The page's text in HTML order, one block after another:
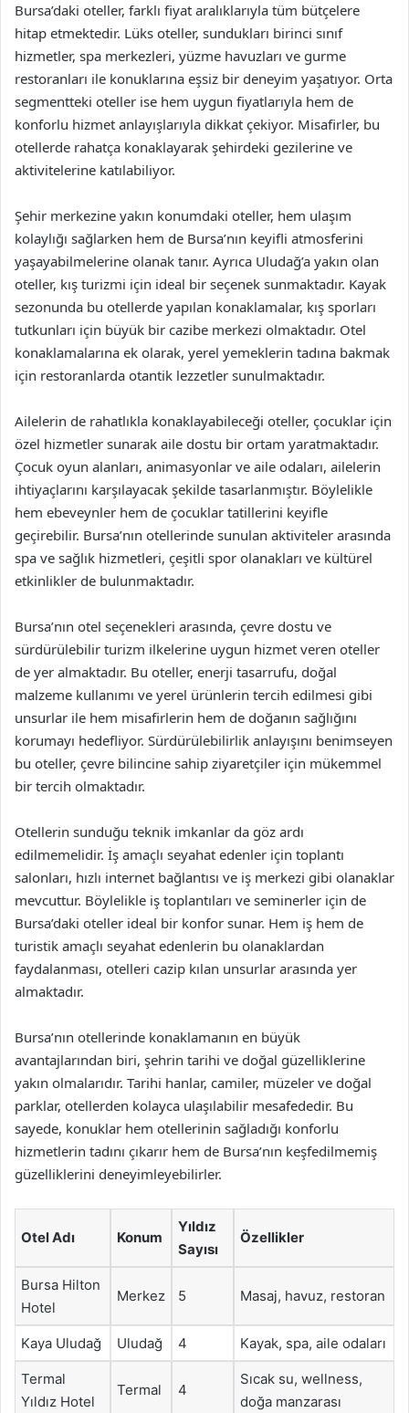
Bursa’daki oteller, farklı fiyat aralıklarıyla tüm bütçelere
hitap etmektedir. Lüks oteller, sundukları birinci sınıf
hizmetler, spa merkezleri, yüzme havuzları ve gurme
restoranları ile konuklarına eşsiz bir deneyim yaşatıyor. Orta
segmentteki oteller ise hem uygun fiyatlarıyla hem de
konforlu hizmet anlayışlarıyla dikkat çekiyor. Misafirler, bu
otellerde rahatça konaklayarak şehirdeki gezilerine ve
aktivitelerine katılabiliyor.
Şehir merkezine yakın konumdaki oteller, hem ulaşım
kolaylığı sağlarken hem de Bursa’nın keyifli atmosferini
yaşayabilmelerine olanak tanır. Ayrıca Uludağ’a yakın olan
oteller, kış turizmi için ideal bir seçenek sunmaktadır. Kayak
sezonunda bu otellerde yapılan konaklamalar, kış sporları
tutkunları için büyük bir cazibe merkezi olmaktadır. Otel
konaklamalarına ek olarak, yerel yemeklerin tadına bakmak
için restoranlarda otantik lezzetler sunulmaktadır.
Ailelerin de rahatlıkla konaklayabileceği oteller, çocuklar için
özel hizmetler sunarak aile dostu bir ortam yaratmaktadır.
Çocuk oyun alanları, animasyonlar ve aile odaları, ailelerin
ihtiyaçlarını karşılayacak şekilde tasarlanmıştır. Böylelikle
hem ebeveynler hem de çocuklar tatillerini keyifle
geçirebilir. Bursa’nın otellerinde sunulan aktiviteler arasında
spa ve sağlık hizmetleri, çeşitli spor olanakları ve kültürel
etkinlikler de bulunmaktadır.
Bursa’nın otel seçenekleri arasında, çevre dostu ve
sürdürülebilir turizm ilkelerine uygun hizmet veren oteller
de yer almaktadır. Bu oteller, enerji tasarrufu, doğal
malzeme kullanımı ve yerel ürünlerin tercih edilmesi gibi
unsurlar ile hem misafirlerin hem de doğanın sağlığını
korumayı hedefliyor. Sürdürülebilirlik anlayışını benimseyen
bu oteller, çevre bilincine sahip ziyaretçiler için mükemmel
bir tercih olmaktadır.
Otellerin sunduğu teknik imkanlar da göz ardı
edilmemelidir. İş amaçlı seyahat edenler için toplantı
salonları, hızlı internet bağlantısı ve iş merkezi gibi olanaklar
mevcuttur. Böylelikle iş toplantıları ve seminerler için de
Bursa’daki oteller ideal bir konfor sunar. Hem iş hem de
turistik amaçlı seyahat edenlerin bu olanaklardan
faydalanması, otelleri cazip kılan unsurlar arasında yer
almaktadır.
Bursa’nın otellerinde konaklamanın en büyük
avantajlarından biri, şehrin tarihi ve doğal güzelliklerine
yakın olmalarıdır. Tarihi hanlar, camiler, müzeler ve doğal
parklar, otellerden kolayca ulaşılabilir mesafededir. Bu
sayede, konuklar hem otellerinin sağladığı konforlu
hizmetlerin tadını çıkarır hem de Bursa’nın keşfedilmemiş
güzelliklerini deneyimleyebilirler.
Otel Adı Konum
Yıldız
Sayısı
Özellikler
Bursa Hilton
Hotel
Merkez 5 Masaj, havuz, restoran
Kaya Uludağ Uludağ 4 Kayak, spa, aile odaları
Termal
Yıldız Hotel
Termal 4
Sıcak su, wellness,
doğa manzarası